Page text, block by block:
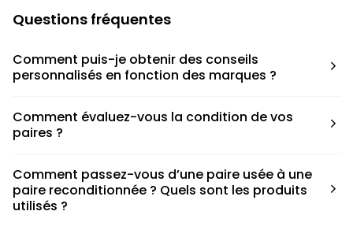
Questions fréquentes
Comment puis-je obtenir des conseils
personnalisés en fonction des marques ?
pour déterminer la taille appropriée, que ce soit une taille
en dessous, au-dessus ou correspondant à votre taille
Comment évaluez-vous la condition de vos
paires ?
défauts spécifiques de chaque paire.
Comment passez-vous d’une paire usée à une
paire reconditionnée ? Quels sont les produits
utilisés ?